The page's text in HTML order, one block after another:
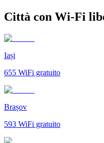
Città con Wi-Fi
Iași
655 WiFi gratuito
Brașov
593 WiFi gratuito